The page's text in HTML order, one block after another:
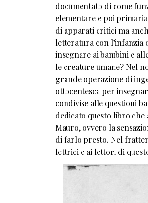
documentato di come
elementare e poi
di apparati critici ma
letteratura con l’infanzia
insegnare ai bambini e
le creature umane? Nel
grande operazione di
ottocentesca per
condivise alle questioni
dedicato questo libro
Mauro, ovvero la
di farlo presto. Nel
lettrici e ai lettori di